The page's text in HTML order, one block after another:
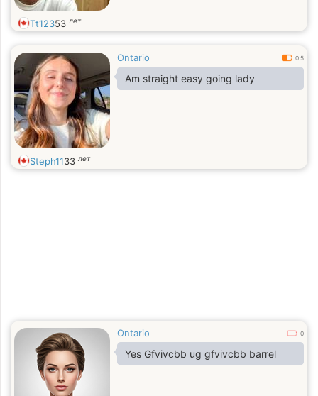
Tt12353 лет
Ontario 0.5
Am straight easy going lady
Steph1133 лет
Ontario 0
Yes Gfvivcbb ug gfvivcbb barrel